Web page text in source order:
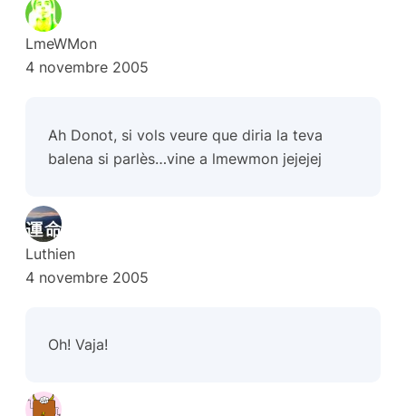
LmeWMon
4 novembre 2005
Ah Donot, si vols veure que diria la teva
balena si parlès…vine a lmewmon jejejej
Luthien
4 novembre 2005
Oh! Vaja!